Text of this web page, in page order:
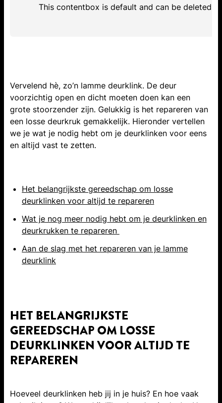
This contentbox is default and can be deleted
Vervelend hè, zo’n lamme deurklink. De deur
voorzichtig open en dicht moeten doen kan een
grote stoorzender zijn. Gelukkig is het repareren van
een losse deurkruk gemakkelijk. Hieronder vertellen
we je wat je nodig hebt om je deurklinken voor eens
en altijd vast te zetten.
Het belangrijkste gereedschap om losse
deurklinken voor altijd te repareren
Wat je nog meer nodig hebt om je deurklinken en
deurkrukken te repareren
Aan de slag met het repareren van je lamme
deurklink
HET BELANGRIJKSTE
GEREEDSCHAP OM LOSSE
DEURKLINKEN VOOR ALTIJD TE
REPAREREN
Hoeveel deurklinken heb jij in je huis? En hoe vaak